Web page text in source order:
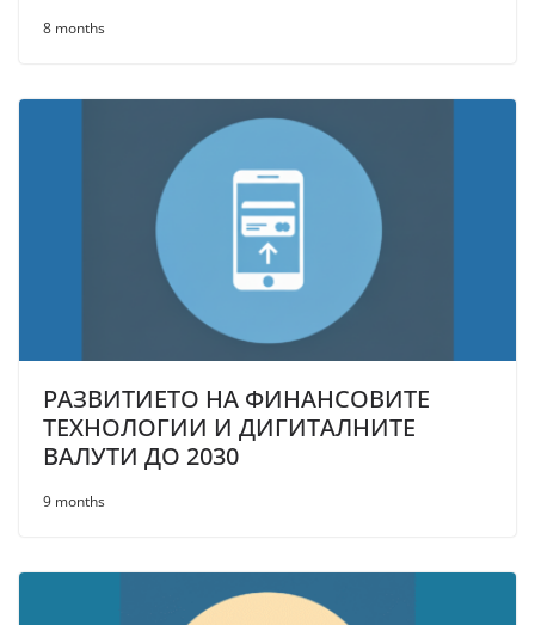
8 months
РАЗВИТИЕТО НА ФИНАНСОВИТЕ
ТЕХНОЛОГИИ И ДИГИТАЛНИТЕ
ВАЛУТИ ДО 2030
9 months